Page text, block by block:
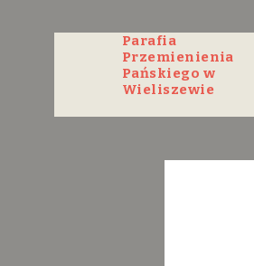
Parafia
Przemienienia
Pańskiego w
Wieliszewie